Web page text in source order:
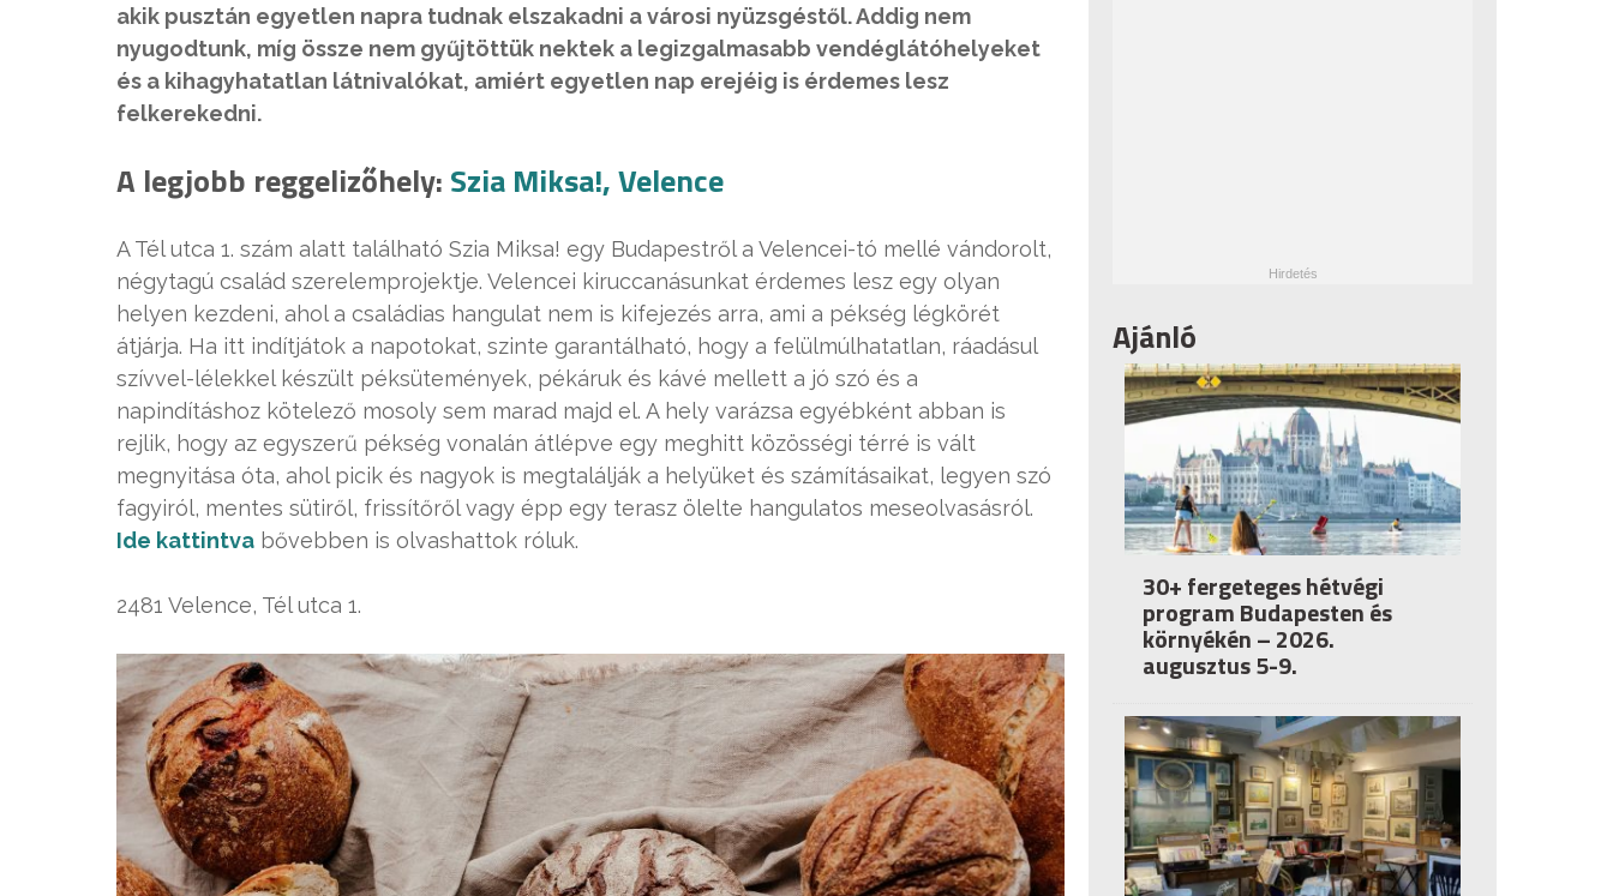
akik pusztán egyetlen napra tudnak elszakadni a városi nyüzsgéstől. Addig nem
nyugodtunk, míg össze nem gyűjtöttük nektek a legizgalmasabb vendéglátóhelyeket
és a kihagyhatatlan látnivalókat, amiért egyetlen nap erejéig is érdemes lesz
felkerekedni.
A legjobb reggelizőhely: Szia Miksa!, Velence
A Tél utca 1. szám alatt található Szia Miksa! egy Budapestről a Velencei-tó mellé vándorolt,
négytagú család szerelemprojektje. Velencei kiruccanásunkat érdemes lesz egy olyan
helyen kezdeni, ahol a családias hangulat nem is kifejezés arra, ami a pékség légkörét
átjárja. Ha itt indítjátok a napotokat, szinte garantálható, hogy a felülmúlhatatlan, ráadásul
szívvel-lélekkel készült péksütemények, pékáruk és kávé mellett a jó szó és a
napindításhoz kötelező mosoly sem marad majd el. A hely varázsa egyébként abban is
rejlik, hogy az egyszerű pékség vonalán átlépve egy meghitt közösségi térré is vált
megnyitása óta, ahol picik és nagyok is megtalálják a helyüket és számításaikat, legyen szó
fagyiról, mentes sütiről, frissítőről vagy épp egy terasz ölelte hangulatos meseolvasásról.
Ide kattintva bővebben is olvashattok róluk.
2481 Velence, Tél utca 1.
Ajánló
30+ fergeteges hétvégi
program Budapesten és
környékén – 2026.
augusztus 5-9.